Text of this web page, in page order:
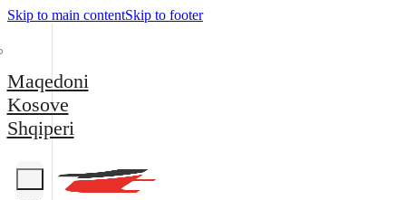
Skip to main contentSkip to footer
Maqedoni
Kosove
Shqiperi